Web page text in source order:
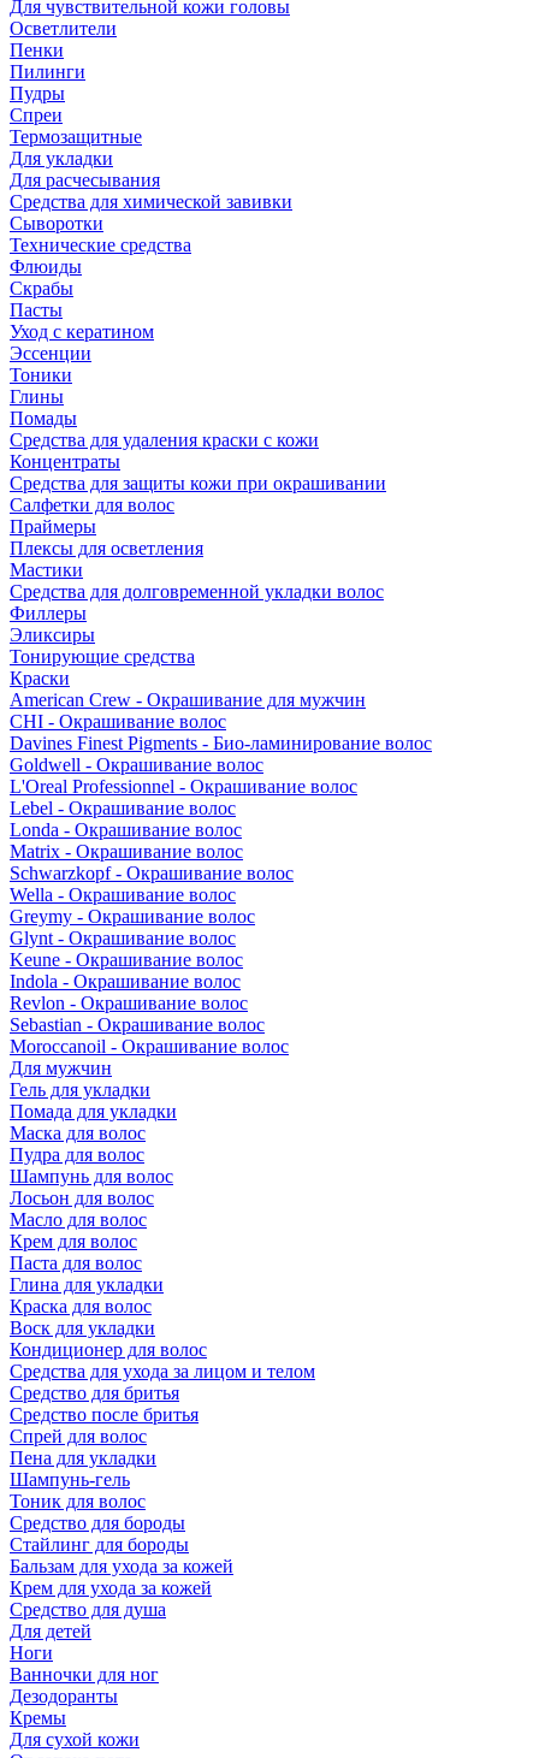
Для чувствительной кожи головы
Осветлители
Пенки
Пилинги
Пудры
Спреи
Термозащитные
Для укладки
Для расчесывания
Средства для химической завивки
Сыворотки
Технические средства
Флюиды
Скрабы
Пасты
Уход с кератином
Эссенции
Тоники
Глины
Помады
Средства для удаления краски с кожи
Концентраты
Средства для защиты кожи при окрашивании
Салфетки для волос
Праймеры
Плексы для осветления
Мастики
Средства для долговременной укладки волос
Филлеры
Эликсиры
Тонирующие средства
Краски
American Crew - Окрашивание для мужчин
CHI - Окрашивание волос
Davines Finest Pigments - Био-ламинирование волос
Goldwell - Окрашивание волос
L'Oreal Professionnel - Окрашивание волос
Lebel - Окрашивание волос
Londa - Окрашивание волос
Matrix - Окрашивание волос
Schwarzkopf - Окрашивание волос
Wella - Окрашивание волос
Greymy - Окрашивание волос
Glynt - Окрашивание волос
Keune - Окрашивание волос
Indola - Окрашивание волос
Revlon - Окрашивание волос
Sebastian - Окрашивание волос
Moroccanoil - Окрашивание волос
Для мужчин
Гель для укладки
Помада для укладки
Маска для волос
Пудра для волос
Шампунь для волос
Лосьон для волос
Масло для волос
Крем для волос
Паста для волос
Глина для укладки
Краска для волос
Воск для укладки
Кондиционер для волос
Средства для ухода за лицом и телом
Средство для бритья
Средство после бритья
Спрей для волос
Пена для укладки
Шампунь-гель
Тоник для волос
Средство для бороды
Стайлинг для бороды
Бальзам для ухода за кожей
Крем для ухода за кожей
Средство для душа
Для детей
Ноги
Ванночки для ног
Дезодоранты
Кремы
Для сухой кожи